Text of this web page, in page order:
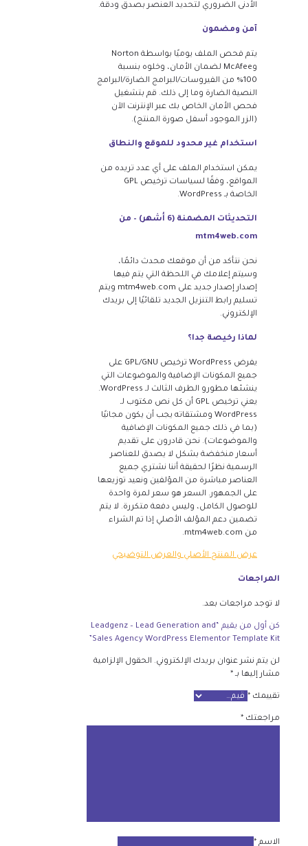
الأدنى الضروري لتحديد العنصر بصدق ودقة.
آمن ومضمون
يتم فحص الملف يوميًا بواسطة Norton
وMcAfee لضمان الأمان، وخلوه بنسبة
100% من الفيروسات/البرامج الضارة/البرامج
النصية الضارة وما إلى ذلك. قم بتشغيل
فحص الأمان الخاص بك عبر الإنترنت الآن
(الزر الموجود أسفل صورة المنتج).
استخدام غير محدود للموقع والنطاق
يمكن استخدام الملف على أي عدد تريده من
المواقع، وفقًا لسياسات ترخيص GPL
الخاصة بـ WordPress.
التحديثات المضمنة (6 أشهر) – من
mtm4web.com
نحن نتأكد من أن موقعك محدث دائمًا،
وسيتم إعلامك في اللحظة التي يتم فيها
إصدار إصدار جديد على mtm4web.com ويتم
تسليم رابط التنزيل الجديد تلقائيًا إلى بريدك
الإلكتروني.
لماذا رخيصة جدا؟
يفرض WordPress ترخيص GPL/GNU على
جميع المكونات الإضافية والموضوعات التي
ينشئها مطورو الطرف الثالث لـ WordPress.
يعني ترخيص GPL أن كل نص مكتوب لـ
WordPress ومشتقاته يجب أن يكون مجانيًا
(بما في ذلك جميع المكونات الإضافية
والموضوعات). نحن قادرون على تقديم
أسعار منخفضة بشكل لا يصدق للعناصر
الرسمية نظرًا لحقيقة أننا نشتري جميع
العناصر مباشرة من المؤلفين ونعيد توزيعها
على الجمهور. السعر هو سعر لمرة واحدة
للوصول الكامل، وليس دفعة متكررة. لا يتم
تضمين دعم المؤلف الأصلي إذا تم الشراء
من mtm4web.com.
عرض المنتج الأصلي والعرض التوضيحي
المراجعات
لا توجد مراجعات بعد.
كن أول من يقيم “Leadgenz – Lead Generation and
Sales Agency WordPress Elementor Template Kit”
لن يتم نشر عنوان بريدك الإلكتروني.
الحقول الإلزامية
مشار إليها بـ *
تقييمك *
مراجعتك *
الاسم *